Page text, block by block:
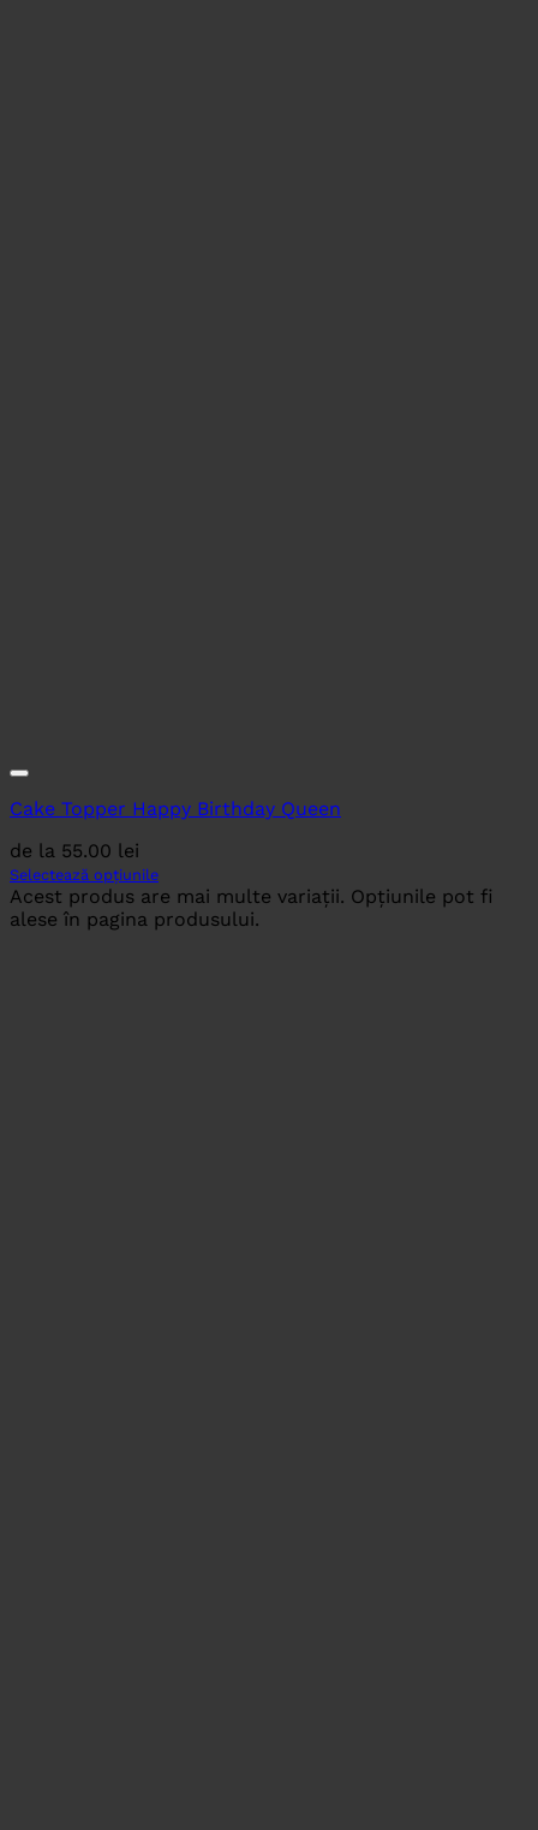
Cake Topper Happy Birthday Queen
de la 55.00 lei
Selectează opțiunile
Acest produs are mai multe variații. Opțiunile pot fi
alese în pagina produsului.